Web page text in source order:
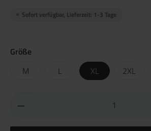
Sofort verfügbar, Lieferzeit: 1-3 Tage
Größe
M
L XL 2XL